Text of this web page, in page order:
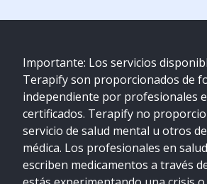
Importante: Los servicios
Terapify son proporcionados de
independiente por profesionales
certificados. Terapify no
servicio de salud mental u otros
médica. Los profesionales en
escriben medicamentos a través